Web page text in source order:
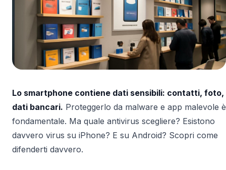
Lo smartphone contiene dati sensibili: contatti, foto,
dati bancari. Proteggerlo da malware e app malevole è
fondamentale. Ma quale antivirus scegliere? Esistono
davvero virus su iPhone? E su Android? Scopri come
difenderti davvero.